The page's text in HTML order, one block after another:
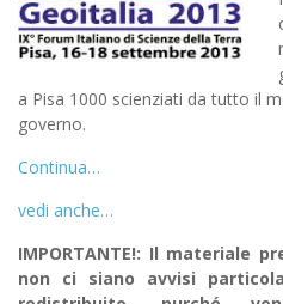
a Pisa 1000 scienziati da tutto il
governo.
Continua…
vedi anche…
IMPORTANTE!: Il materiale
non ci siano avvisi